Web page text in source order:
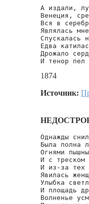
А издали,
Венеция,
Вся в
Являлась
Спускалась
Едва
Дрожало
И тенор
1874
Источник:
Однажды
Была полна
Огнями
И с треском
И из-за тех
Явилась
Улыбка
И площадь
Волненье